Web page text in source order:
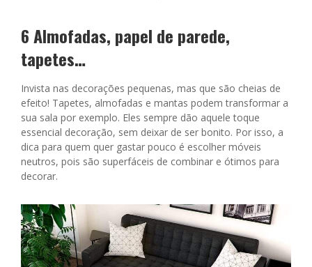
6 Almofadas, papel de parede,
tapetes…
Invista nas decorações pequenas, mas que são cheias de
efeito! Tapetes, almofadas e mantas podem transformar a
sua sala por exemplo. Eles sempre dão aquele toque
essencial decoração, sem deixar de ser bonito. Por isso, a
dica para quem quer gastar pouco é escolher móveis
neutros, pois são superfáceis de combinar e ótimos para
decorar.